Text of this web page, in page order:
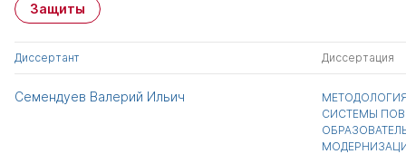
Защиты
Диссертант Диссертация
Семендуев Валерий Ильич
СИСТЕМЫ